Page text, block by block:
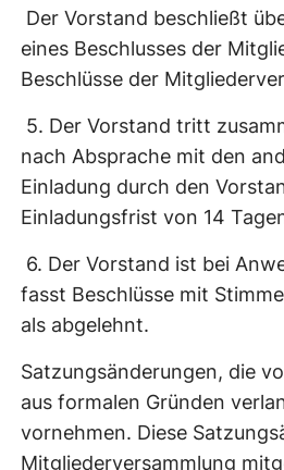
Der Vorstand beschließt
eines Beschlusses der
Beschlüsse der
5. Der Vorstand tritt
nach Absprache mit den
Einladung durch den
Einladungsfrist von 14
6. Der Vorstand ist bei
fasst Beschlüsse mit
als abgelehnt.
Satzungsänderungen, die
aus formalen Gründen
vornehmen. Diese
Mitgliederversammlung